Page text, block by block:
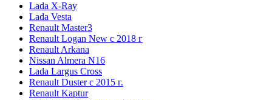
Lada X-Ray
Lada Vesta
Renault Master3
Renault Logan New с 2018 г
Renault Arkana
Nissan Almera N16
Lada Largus Cross
Renault Duster с 2015 г.
Renault Kaptur